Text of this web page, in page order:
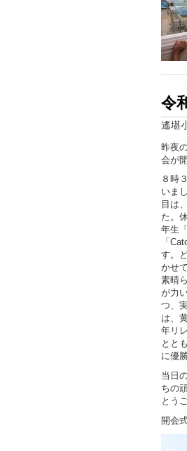
令
遙堪
昨夜
会が
８時
いま
目は
た。
年生
「
す。
かせ
素晴
が力
つ、
は、
年リ
とと
に優
当日
ちの
とう
開会